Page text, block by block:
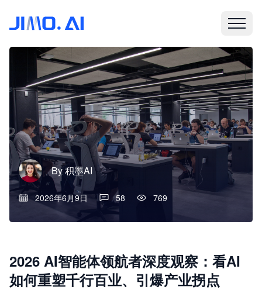
By积墨AI
2026年6月9日 58 769
2026 AI智能体领航者深度观察：看AI
如何重塑千行百业、引爆产业拐点